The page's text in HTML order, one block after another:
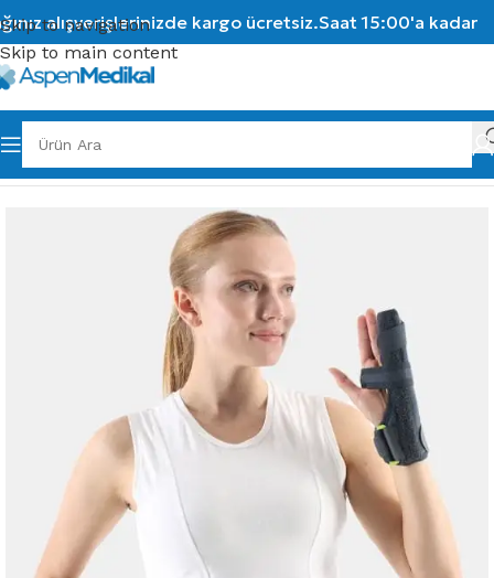
Skip to navigation
Skip to main content
alışverişlerinizde kargo ücretsiz.Saat 15:00'a kadar
Ana Sayfa